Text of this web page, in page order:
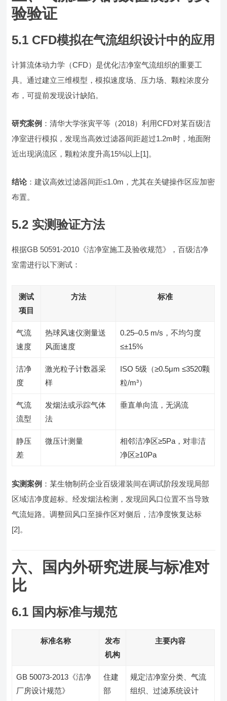
验验证
5.1 CFD模拟在气流组织设计中的应用
计算流体动力学（CFD）是优化洁净室气流组织的重要工
具。通过建立三维模型，模拟速度场、压力场、颗粒浓度分
布，可提前发现设计缺陷。
研究案例 ：清华大学张寅平等（2018）利用CFD对某百级洁
净室进行模拟，发现当高效过滤器间距超过1.2m时，地面附
近出现涡流区，颗粒浓度升高15%以上[1]。
结论：建议高效过滤器间距≤1.0m，尤其在关键操作区应加密
布置。
5.2 实测验证方法
根据GB 50591-2010《洁净室施工及验收规范》，百级洁净
室需进行以下测试：
测试
项目
方法 标准
气流
速度
热球风速仪测量送
风面速度
0.25–0.5 m/s，不均匀度
≤±15%
洁净
度
激光粒子计数器采
样
ISO 5级（≥0.5μm ≤3520颗
粒/m³）
气流
流型
发烟法或示踪气体
法
垂直单向流，无涡流
静压
差
微压计测量
相邻洁净区≥5Pa，对非洁
净区≥10Pa
实测案例 ：某生物制药企业百级灌装间在调试阶段发现局部
区域洁净度超标。经发烟法检测，发现回风口位置不当导致
气流短路。调整回风口至操作区对侧后，洁净度恢复达标
[2]。
六、国内外研究进展与标准对
比
6.1 国内标准与规范
标准名称
发布
机构
主要内容
GB 50073-2013《洁净
厂房设计规范》
住建
部
规定洁净室分类、气流
组织、过滤系统设计